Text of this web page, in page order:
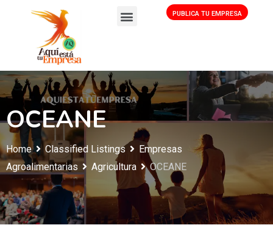
PUBLICA TU EMPRESA
OCEANE
Home Classified Listings
Empresas
Agroalimentarias
Agricultura OCEANE